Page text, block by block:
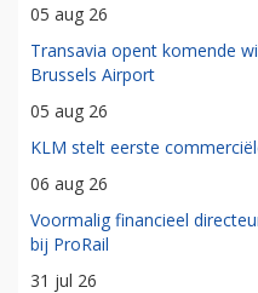
05 aug 26
Transavia opent komende
Brussels Airport
05 aug 26
KLM stelt eerste
06 aug 26
Voormalig financieel
bij ProRail
31 jul 26